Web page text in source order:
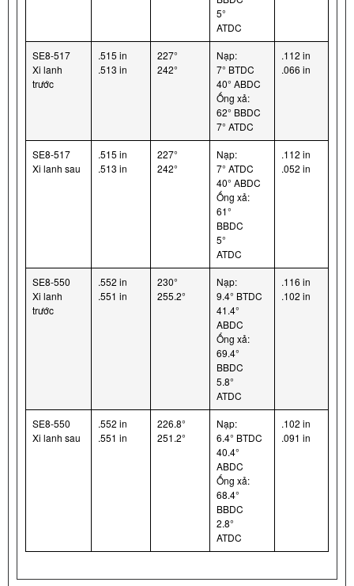
5°
ATDC
SE8-517
Xi lanh
trước
.515 in
.513 in
227°
242°
Nạp:
7° BTDC
40° ABDC
Ống xả:
62° BBDC
7° ATDC
.112 in
.066 in
SE8-517
Xi lanh sau
.515 in
.513 in
227°
242°
Nạp:
7° ATDC
40° ABDC
Ống xả:
61°
BBDC
5°
ATDC
.112 in
.052 in
SE8-550
Xi lanh
trước
.552 in
.551 in
230°
255.2°
Nạp:
9.4° BTDC
41.4°
ABDC
Ống xả:
69.4°
BBDC
5.8°
ATDC
.116 in
.102 in
SE8-550
Xi lanh sau
.552 in
.551 in
226.8°
251.2°
Nạp:
6.4° BTDC
40.4°
ABDC
Ống xả:
68.4°
BBDC
2.8°
ATDC
.102 in
.091 in